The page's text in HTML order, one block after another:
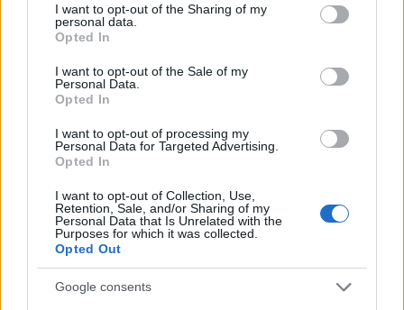
not limited to your visit or usage behaviour. You may click to
grant or deny consent to Google and its third-party tags to
use your data for below specified purposes in below Google
consent section.
I want to opt-out of the Sharing of my
personal data.
Opted In
I want to opt-out of the Sale of my
Personal Data.
Opted In
I want to opt-out of processing my
Personal Data for Targeted Advertising.
Opted In
I want to opt-out of Collection, Use,
Retention, Sale, and/or Sharing of my
Personal Data that Is Unrelated with the
Purposes for which it was collected.
Opted Out
Google consents